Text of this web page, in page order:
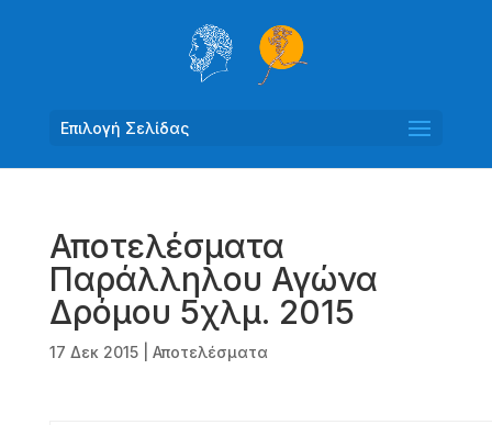
Επιλογή Σελίδας
Αποτελέσματα
Παράλληλου Αγώνα
Δρόμου 5χλμ. 2015
17 Δεκ 2015| Αποτελέσματα